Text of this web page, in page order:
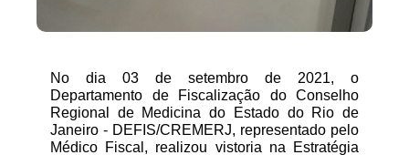
No dia 03 de setembro de 2021, o
Departamento de Fiscalização do Conselho
Regional de Medicina do Estado do Rio de
Janeiro - DEFIS/CREMERJ, representado pelo
Médico Fiscal, realizou vistoria na Estratégia